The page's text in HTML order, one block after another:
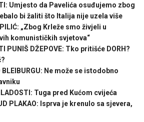
Umjesto da Pavelića osuđujemo zbog
bi žaliti što Italija nije uzela više
PILIĆ: „Zbog Krleže smo živjeli u
komunističkih svjetova“
PUNIŠ DŽEPOVE: Tko pritišće DORH?
BLEIBURGU: Ne može se istodobno
Tuga pred Kućom cvijeća
PLAKAO: Isprva je krenulo sa sjevera,